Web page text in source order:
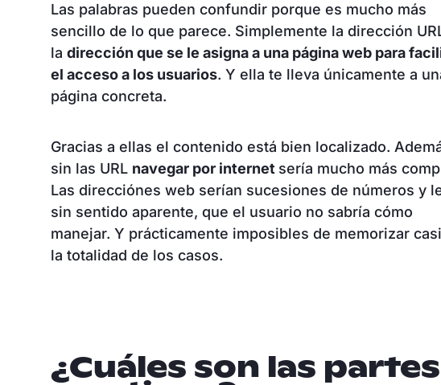
Las palabras pueden confundir porque es mucho más
sencillo de lo que parece. Simplemente la dirección
ladirección que se le asigna a una página web para
el acceso a los usuarios. Y ella te lleva únicamente a
página concreta.
Gracias a ellas el contenido está bien localizado.
sin las URL navegar por internet sería mucho más
Las direcciónes web serían sucesiones de números y
sin sentido aparente, que el usuario no sabría cómo
manejar. Y prácticamente imposibles de memorizar
la totalidad de los casos.
¿Cuáles son las partes